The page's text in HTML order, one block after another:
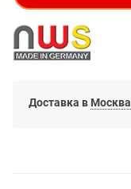
Доставка в Москва